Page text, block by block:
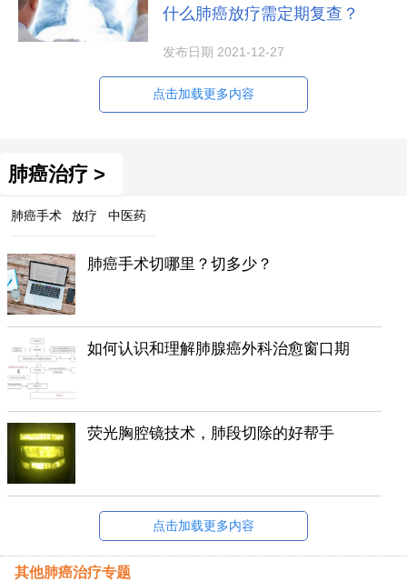
什么肺癌放疗需定期复查？
发布日期 2021-12-27
点击加载更多内容
肺癌治疗 >
肺癌手术 放疗 中医药
肺癌手术切哪里？切多少？
如何认识和理解肺腺癌外科治愈窗口期
荧光胸腔镜技术，肺段切除的好帮手
点击加载更多内容
其他肺癌治疗专题